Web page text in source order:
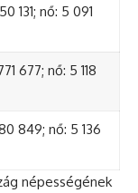
131; nő: 5 091
677; nő: 5 118
849; nő: 5 136
népességének